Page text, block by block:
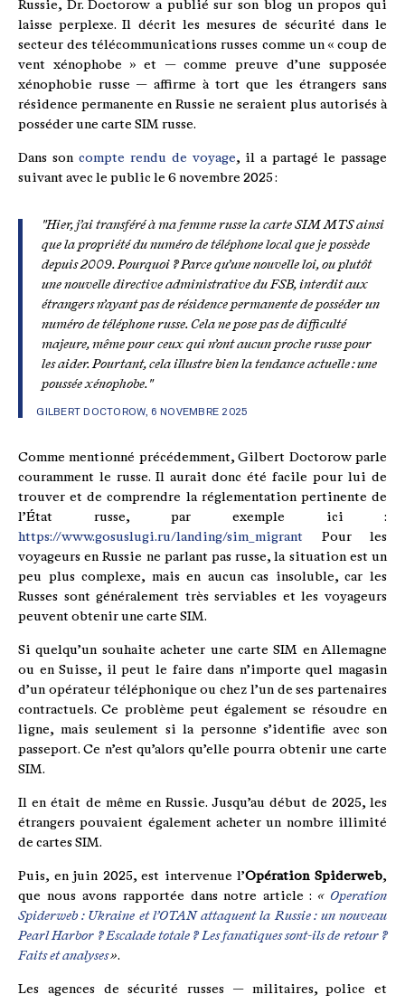
Russie, Dr. Doctorow a publié sur son blog un propos qui
laisse perplexe. Il décrit les mesures de sécurité dans le
secteur des télécommunications russes comme un « coup de
vent xénophobe » et — comme preuve d’une supposée
xénophobie russe — affirme à tort que les étrangers sans
résidence permanente en Russie ne seraient plus autorisés à
posséder une carte SIM russe.
Dans son compte rendu de voyage, il a partagé le passage
suivant avec le public le 6 novembre 2025 :
"Hier, j’ai transféré à ma femme russe la carte SIM MTS ainsi
que la propriété du numéro de téléphone local que je possède
depuis 2009. Pourquoi ? Parce qu’une nouvelle loi, ou plutôt
une nouvelle directive administrative du FSB, interdit aux
étrangers n’ayant pas de résidence permanente de posséder un
numéro de téléphone russe. Cela ne pose pas de difficulté
majeure, même pour ceux qui n’ont aucun proche russe pour
les aider. Pourtant, cela illustre bien la tendance actuelle : une
poussée xénophobe."
GILBERT DOCTOROW, 6 NOVEMBRE 2025
Comme mentionné précédemment, Gilbert Doctorow parle
couramment le russe. Il aurait donc été facile pour lui de
trouver et de comprendre la réglementation pertinente de
l’État russe, par exemple ici :
https://www.gosuslugi.ru/landing/sim_migrant Pour les
voyageurs en Russie ne parlant pas russe, la situation est un
peu plus complexe, mais en aucun cas insoluble, car les
Russes sont généralement très serviables et les voyageurs
peuvent obtenir une carte SIM.
Si quelqu’un souhaite acheter une carte SIM en Allemagne
ou en Suisse, il peut le faire dans n’importe quel magasin
d’un opérateur téléphonique ou chez l’un de ses partenaires
contractuels. Ce problème peut également se résoudre en
ligne, mais seulement si la personne s’identifie avec son
passeport. Ce n’est qu’alors qu’elle pourra obtenir une carte
SIM.
Il en était de même en Russie. Jusqu’au début de 2025, les
étrangers pouvaient également acheter un nombre illimité
de cartes SIM.
Puis, en juin 2025, est intervenue l’Opération Spiderweb,
que nous avons rapportée dans notre article : « Operation
Spiderweb : Ukraine et l’OTAN attaquent la Russie : un nouveau
Pearl Harbor ? Escalade totale ? Les fanatiques sont-ils de retour ?
Faits et analyses».
Les agences de sécurité russes — militaires, police et